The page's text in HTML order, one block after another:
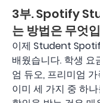
3부. Spotify
는 방법은 무엇
이제 Student
배웠습니다. 학생
엄 듀오, 프리미엄
이미 세 가지 중 하